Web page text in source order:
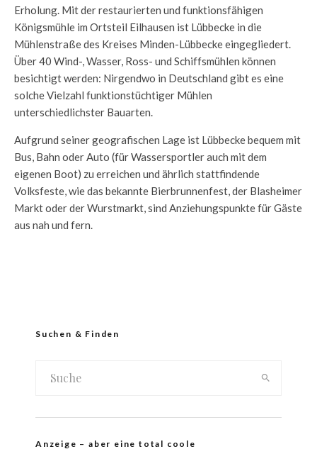
Erholung. Mit der restaurierten und funktionsfähigen
Königsmühle im Ortsteil Eilhausen ist Lübbecke in die
Mühlenstraße des Kreises Minden-Lübbecke eingegliedert.
Über 40 Wind-, Wasser, Ross- und Schiffsmühlen können
besichtigt werden: Nirgendwo in Deutschland gibt es eine
solche Vielzahl funktionstüchtiger Mühlen
unterschiedlichster Bauarten.
Aufgrund seiner geografischen Lage ist Lübbecke bequem mit
Bus, Bahn oder Auto (für Wassersportler auch mit dem
eigenen Boot) zu erreichen und ährlich stattfindende
Volksfeste, wie das bekannte Bierbrunnenfest, der Blasheimer
Markt oder der Wurstmarkt, sind Anziehungspunkte für Gäste
aus nah und fern.
Suchen & Finden
Anzeige – aber eine total coole